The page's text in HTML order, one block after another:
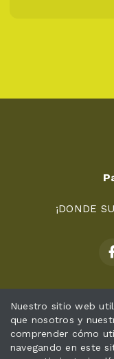
¡DONDE
Nuestro sitio web
que nosotros y
comprender cómo
navegando en este